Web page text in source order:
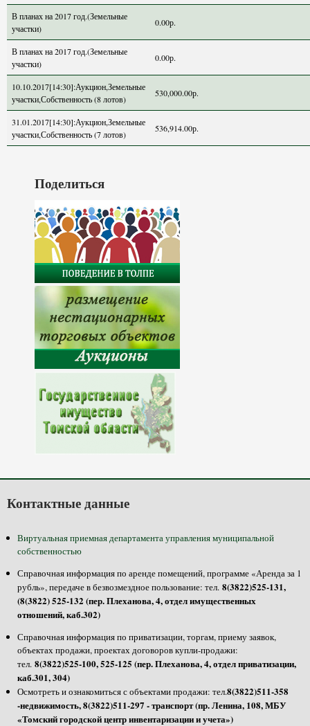
В планах на 2017 год.(Земельные
участки)
0.00р.
В планах на 2017 год.(Земельные
участки)
0.00р.
10.10.2017[14:30]:Аукцион,Земельные
участки,Собственность (8 лотов)
530,000.00р.
31.01.2017[14:30]:Аукцион,Земельные
участки,Собственность (7 лотов)
536,914.00р.
Поделиться
Контактные данные
Виртуальная приемная департамента управления муниципальной
собственностью
Справочная информация по аренде помещений, программе «Аренда за 1
рубль», передаче в безвозмездное пользование: тел. 8(3822)525-131,
(8(3822) 525-132 (пер. Плеханова, 4, отдел имущественных
отношений, каб.302)
Справочная информация по приватизации, торгам, приему заявок,
объектах продажи, проектах договоров купли-продажи:
тел. 8(3822)525-100, 525-125 (пер. Плеханова, 4, отдел приватизации,
каб.301, 304)
Осмотреть и ознакомиться с объектами продажи: тел.8(3822)511-358
-недвижимость, 8(3822)511-297 - транспорт (пр. Ленина, 108, МБУ
«Томский городской центр инвентаризации и учета»)